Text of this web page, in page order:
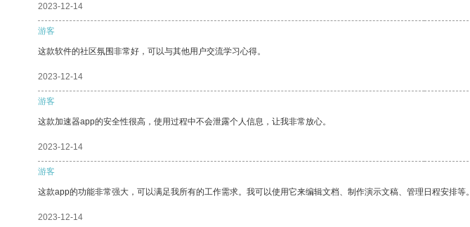
2023-12-14
游客
这款软件的社区氛围非常好，可以与其他用户交流学习心得。
2023-12-14
游客
这款加速器app的安全性很高，使用过程中不会泄露个人信息，让我非常放心。
2023-12-14
游客
这款app的功能非常强大，可以满足我所有的工作需求。我可以使用它来编辑文档、制作演示文稿、管理日程安排等。
2023-12-14